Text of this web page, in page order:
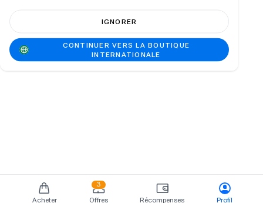
Acheter
3
Offres
Récompenses Profil
IGNORER
CONTINUER VERS LA BOUTIQUE
INTERNATIONALE